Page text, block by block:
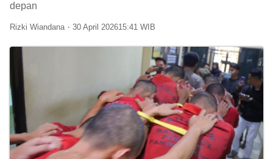
depan
Rizki Wiandana 30 April 202615:41